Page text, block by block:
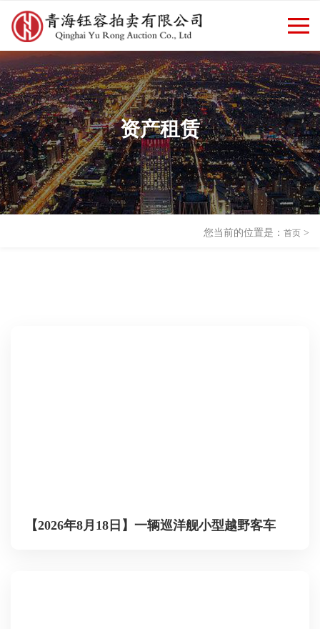
欢迎访问青海钰容拍卖有限公司
官方网站！
返回首页
资产租赁
您当前的位置是： 首页 >
【2026年8月18日】一辆巡洋舰小型越野客车